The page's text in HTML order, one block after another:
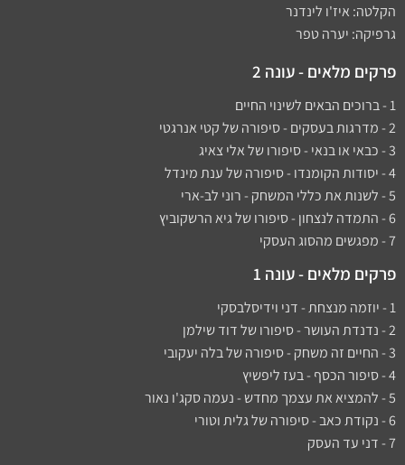
הקלטה: איז'ו לינדנר
גרפיקה: יערה טפר
פרקים מלאים - עונה 2
1 - ברוכים הבאים לשינוי החיים
2 - מדרגות בעסקים - סיפורה של קטי אנרגטי
3 - כבאי או בנאי - סיפורו של אלי צאיג
4 - יסודות הקומנדו - סיפורה של ענת מינדל
5 - לשנות את כללי המשחק - רוני לב-ארי
6 - התמדה לנצחון - סיפורו של גיא הרשקוביץ
7 - מפגשים מהסוג העסקי
פרקים מלאים - עונה 1
1 - יוזמה מנצחת - דני וידיסלבסקי
2 - נדנדת העושר - סיפורו של דוד שילמן​
3 - החיים זה משחק - סיפורה של בלה יעקובי
4 - סיפור הכסף - בעז ליפשיץ
5 - להמציא את עצמך מחדש - נעמה סקג'ו נאור
6 - נקודת כאב - סיפורה של גלית וטורי
7 - דני עד העסק